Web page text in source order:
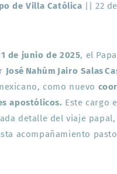
de Villa Católica || 22
de junio de 2025, el
José Nahúm Jairo Salas
como nuevo
apostólicos. Este cargo
detalle del viaje
acompañamiento